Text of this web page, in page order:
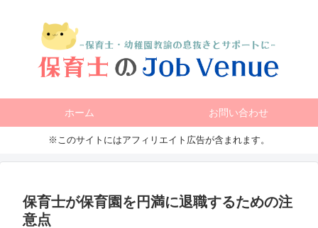
ホーム お問い合わせ
※このサイトにはアフィリエイト広告が含まれます。
保育士が保育園を円満に退職するための注
意点